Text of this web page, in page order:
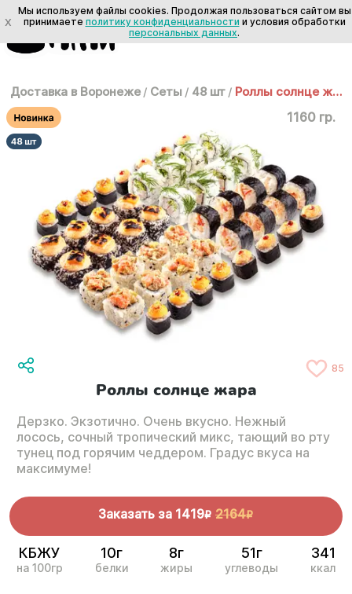
Доставка в Воронеже / Сеты / 48 шт / Роллы солнце жара
1160 гр.
85
Роллы солнце жара
Дерзко. Экзотично. Очень вкусно. Нежный
лосось, сочный тропический микс, тающий во рту
тунец под горячим чеддером. Градус вкуса на
максимуме!
Заказать за 1419R 2164R
КБЖУ
на 100гр
10г
белки
8г
жиры
51г
углеводы
341
ккал
X
Мы используем файлы cookies. Продолжая пользоваться сайтом вы
принимаете политику конфиденциальности и условия обработки
персональных данных.